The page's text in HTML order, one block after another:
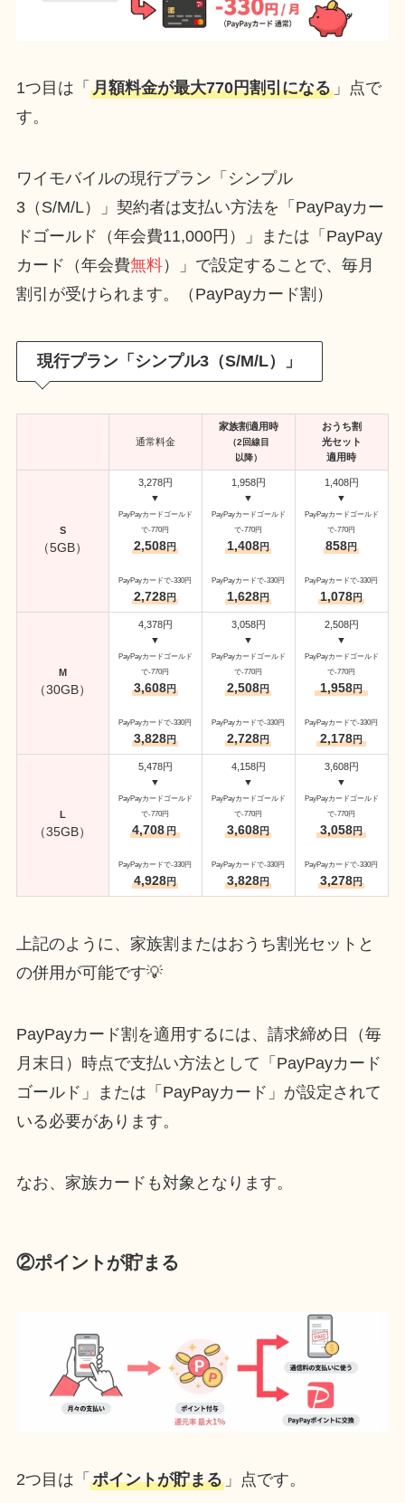
1つ目は「 月額料金が最大770円割引になる」点で
す。
ワイモバイルの現行プラン「シンプル
3（S/M/L）」契約者は支払い方法を「PayPayカー
ドゴールド（年会費11,000円）」または「PayPay
カード（年会費無料）」で設定することで、毎月
割引が受けられます。（PayPayカード割）
現行プラン「シンプル3（S/M/L）」
通常料金
家族割適用時
（2回線目
以降）
おうち割
光セット
適用時
S
（5GB）
3,278円
▼
PayPayカードゴールド
で-770円
2,508円
PayPayカードで-330円
2,728円
1,958円
▼
PayPayカードゴールド
で-770円
1,408円
PayPayカードで-330円
1,628円
1,408円
▼
PayPayカードゴールド
で-770円
858円
PayPayカードで-330円
1,078円
M
（30GB）
4,378円
▼
PayPayカードゴールド
で-770円
3,608円
PayPayカードで-330円
3,828円
3,058円
▼
PayPayカードゴールド
で-770円
2,508円
PayPayカードで-330円
2,728円
2,508円
▼
PayPayカードゴールド
で-770円
1,958円
PayPayカードで-330円
2,178円
L
（35GB）
5,478円
▼
PayPayカードゴールド
で-770円
4,708円
PayPayカードで-330円
4,928円
4,158円
▼
PayPayカードゴールド
で-770円
3,608円
PayPayカードで-330円
3,828円
3,608円
▼
PayPayカードゴールド
で-770円
3,058円
PayPayカードで-330円
3,278円
上記のように、家族割またはおうち割光セットと
の併用が可能です💡
PayPayカード割を適用するには、請求締め日（毎
月末日）時点で支払い方法として「PayPayカード
ゴールド」または「PayPayカード」が設定されて
いる必要があります。
なお、家族カードも対象となります。
②ポイントが貯まる
2つ目は「 ポイントが貯まる」点です。